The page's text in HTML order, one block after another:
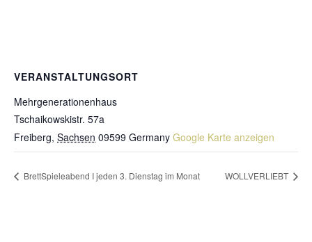
VERANSTALTUNGSORT
Mehrgenerationenhaus
Tschaikowskistr. 57a
Freiberg, Sachsen 09599 Germany Google Karte anzeigen
BrettSpieleabend I jeden 3. Dienstag im Monat WOLLVERLIEBT